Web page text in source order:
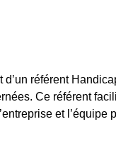
d’un référent
Ce référent
et